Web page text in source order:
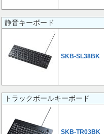
静音キーボード
SKB-SL38BK
トラックボールキーボード
SKB-TR03BK